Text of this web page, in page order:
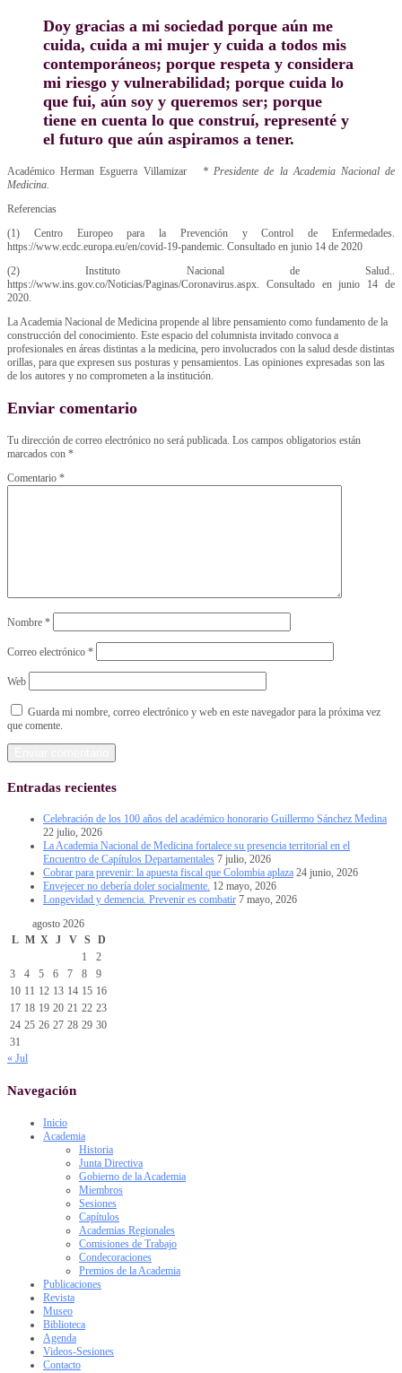
Doy gracias a mi sociedad porque aún me
cuida, cuida a mi mujer y cuida a todos mis
contemporáneos; porque respeta y considera
mi riesgo y vulnerabilidad; porque cuida lo
que fui, aún soy y queremos ser; porque
tiene en cuenta lo que construí, representé y
el futuro que aún aspiramos a tener.
Académico Herman Esguerra Villamizar * Presidente de la Academia Nacional de
Medicina.
Referencias
(1) Centro Europeo para la Prevención y Control de Enfermedades.
https://www.ecdc.europa.eu/en/covid-19-pandemic. Consultado en junio 14 de 2020
(2) Instituto Nacional de Salud..
https://www.ins.gov.co/Noticias/Paginas/Coronavirus.aspx. Consultado en junio 14 de
2020.
La Academia Nacional de Medicina propende al libre pensamiento como fundamento de la
construcción del conocimiento. Este espacio del columnista invitado convoca a
profesionales en áreas distintas a la medicina, pero involucrados con la salud desde distintas
orillas, para que expresen sus posturas y pensamientos. Las opiniones expresadas son las
de los autores y no comprometen a la institución.
Enviar comentario
Tu dirección de correo electrónico no será publicada. Los campos obligatorios están
marcados con *
Comentario *
Nombre *
Correo electrónico *
Web
Guarda mi nombre, correo electrónico y web en este navegador para la próxima vez
que comente.
Entradas recientes
Celebración de los 100 años del académico honorario Guillermo Sánchez Medina
22 julio, 2026
La Academia Nacional de Medicina fortalece su presencia territorial en el
Encuentro de Capítulos Departamentales 7 julio, 2026
Cobrar para prevenir: la apuesta fiscal que Colombia aplaza 24 junio, 2026
Envejecer no debería doler socialmente. 12 mayo, 2026
Longevidad y demencia. Prevenir es combatir 7 mayo, 2026
agosto 2026
L M X J V S
D
1
2
3
4 5 6 7 8
9
10 11 12 13 14 15 16
17 18 19 20 21 22 23
24 25 26 27 28 29 30
31
« Jul
Navegación
Inicio
Academia
Historia
Junta Directiva
Gobierno de la Academia
Miembros
Sesiones
Capítulos
Academias Regionales
Comisiones de Trabajo
Condecoraciones
Premios de la Academia
Publicaciones
Revista
Museo
Biblioteca
Agenda
Videos-Sesiones
Contacto